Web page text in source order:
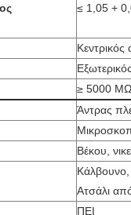
≤ 1,05 +
≥ 5000 MΩ
Άντρας
Βέκου,
Ατσάλι
ΠΕΙ